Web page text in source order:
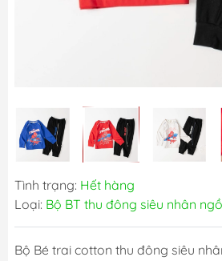
Tình trạng: Hết hàng
Loại: Bộ BT thu đông siêu nhân
Bộ Bé trai cotton thu đông siêu